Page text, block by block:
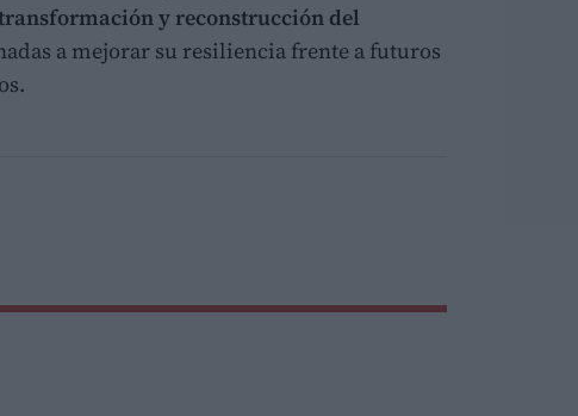
y reconstrucción del
a mejorar su resiliencia frente a futuros